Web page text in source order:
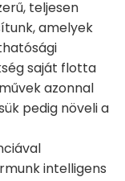
teljesen
amelyek
saját flotta
azonnal
pedig növeli a
intelligens